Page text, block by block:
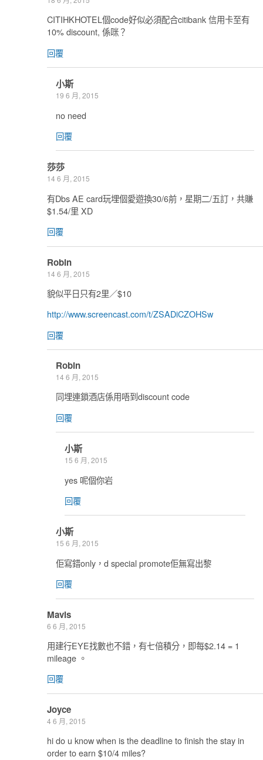
CITIHKHOTEL個code好似必須配合citibank 信用卡至有
10% discount, 係咪？
回覆
小斯
19 6 月, 2015
no need
回覆
莎莎
14 6 月, 2015
有Dbs AE card玩埋個愛遊換30/6前，星期二/五訂，共賺
$1.54/里 XD
回覆
Robin
14 6 月, 2015
貌似平日只有2里／$10
http://www.screencast.com/t/ZSADiCZOHSw
回覆
Robin
14 6 月, 2015
同埋連鎖酒店係用唔到discount code
回覆
小斯
15 6 月, 2015
yes 呢個你岩
回覆
小斯
15 6 月, 2015
佢寫錯only，d special promote佢無寫出黎
回覆
Mavis
6 6 月, 2015
用建行EYE找數也不錯，有七倍積分，即每$2.14 = 1
mileage 。
回覆
Joyce
4 6 月, 2015
hi do u know when is the deadline to finish the stay in
order to earn $10/4 miles?